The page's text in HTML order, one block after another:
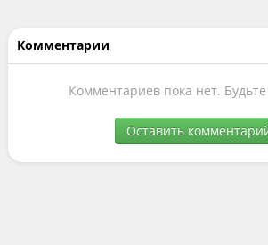
Комментарии
Комментариев пока нет.
Оставить